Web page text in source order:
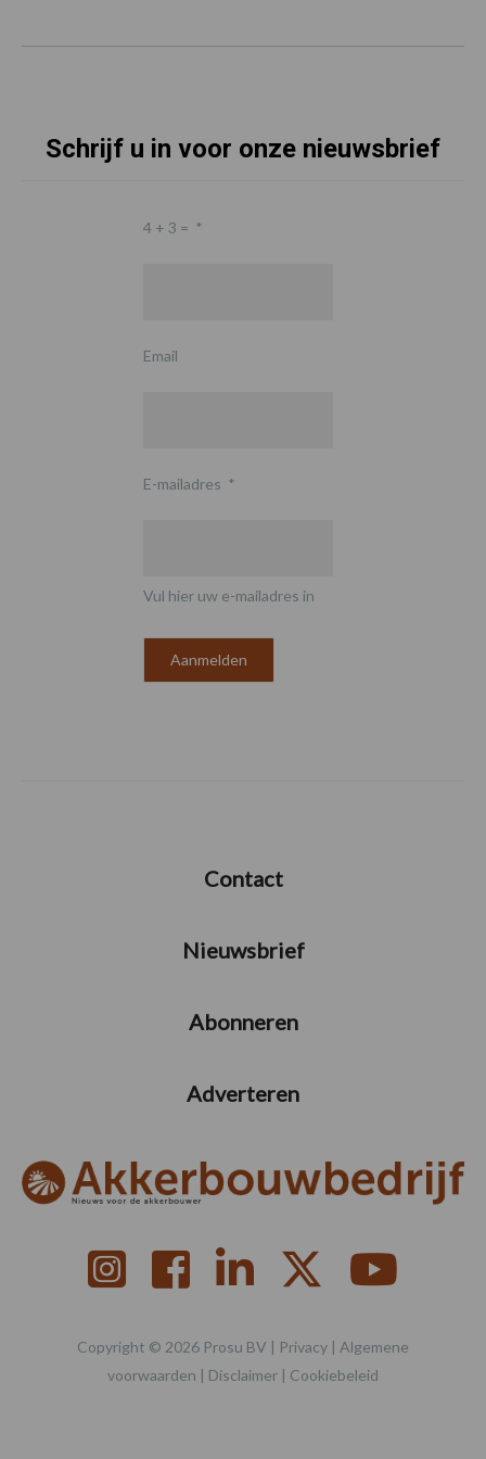
Schrijf u in voor onze nieuwsbrief
4 + 3 = *
Email
E-mailadres *
Vul hier uw e-mailadres in
Contact
Nieuwsbrief
Abonneren
Adverteren
Copyright © 2026 Prosu BV | Privacy | Algemene
voorwaarden | Disclaimer | Cookiebeleid